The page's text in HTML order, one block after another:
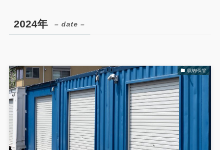
2024年 – date –
収納/保管